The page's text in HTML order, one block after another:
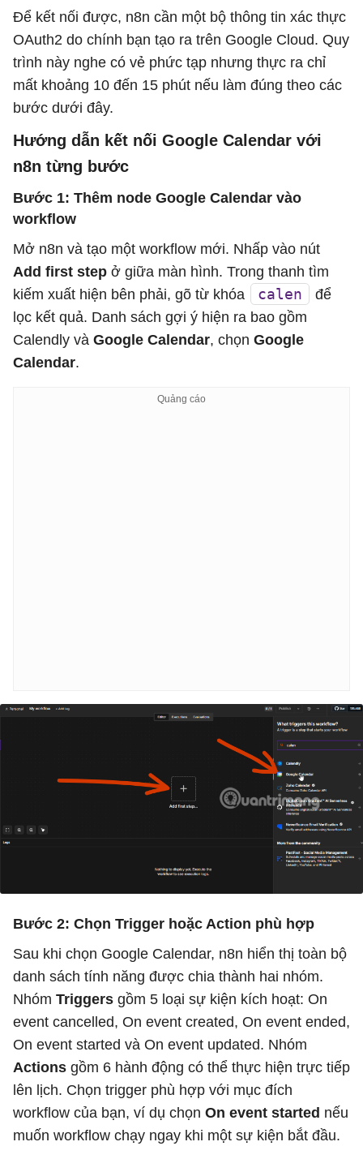
Để kết nối được, n8n cần một bộ thông tin xác thực
OAuth2 do chính bạn tạo ra trên Google Cloud. Quy
trình này nghe có vẻ phức tạp nhưng thực ra chỉ
mất khoảng 10 đến 15 phút nếu làm đúng theo các
bước dưới đây.
Hướng dẫn kết nối Google Calendar với
n8n từng bước
Bước 1: Thêm node Google Calendar vào
workflow
Mở n8n và tạo một workflow mới. Nhấp vào nút
Add first step ở giữa màn hình. Trong thanh tìm
kiếm xuất hiện bên phải, gõ từ khóa
calen
để
lọc kết quả. Danh sách gợi ý hiện ra bao gồm
Calendly và Google Calendar, chọn Google
Calendar.
Bước 2: Chọn Trigger hoặc Action phù hợp
Sau khi chọn Google Calendar, n8n hiển thị toàn bộ
danh sách tính năng được chia thành hai nhóm.
Nhóm Triggers gồm 5 loại sự kiện kích hoạt: On
event cancelled, On event created, On event ended,
On event started và On event updated. Nhóm
Actions gồm 6 hành động có thể thực hiện trực tiếp
lên lịch. Chọn trigger phù hợp với mục đích
workflow của bạn, ví dụ chọn On event started nếu
muốn workflow chạy ngay khi một sự kiện bắt đầu.